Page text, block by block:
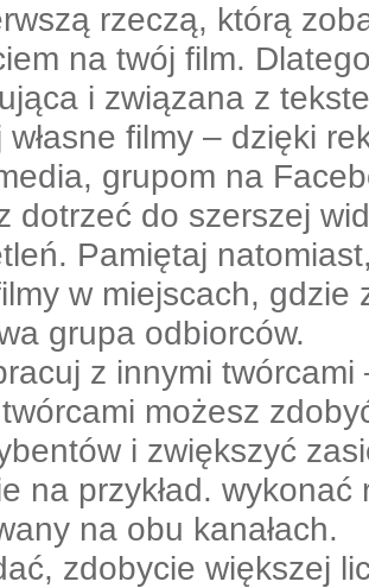
rzeczą, którą
na twój film.
i związana z
własne filmy – dzięki
grupom na
dotrzeć do szerszej
Pamiętaj
w miejscach, gdzie
grupa odbiorców.
z innymi twórcami
możesz
i zwiększyć
na przykład.
na obu kanałach.
zdobycie większej